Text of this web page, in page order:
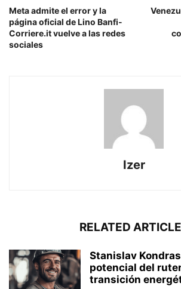
Meta admite el error y la
página oficial de Lino Banfi-
Corriere.it vuelve a las redes
sociales
Izer
RELATED
Stanislav
potencial del
transición